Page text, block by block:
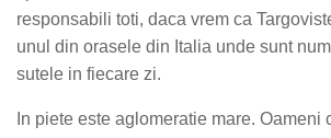
responsabili toti, daca vrem ca
unul din orasele din Italia unde sunt
sutele in fiecare zi.
In piete este aglomeratie mare. Oameni